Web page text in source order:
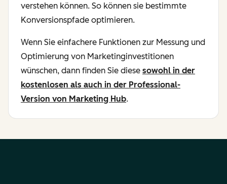
verstehen können. So können sie bestimmte
Konversionspfade optimieren.
Wenn Sie einfachere Funktionen zur Messung und
Optimierung von Marketinginvestitionen
wünschen, dann finden Sie diese sowohl in der
kostenlosen als auch in der Professional-
Version von Marketing Hub.